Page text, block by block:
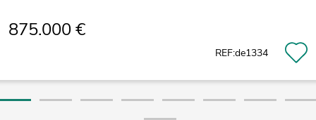
875.000 €
REF:de1334